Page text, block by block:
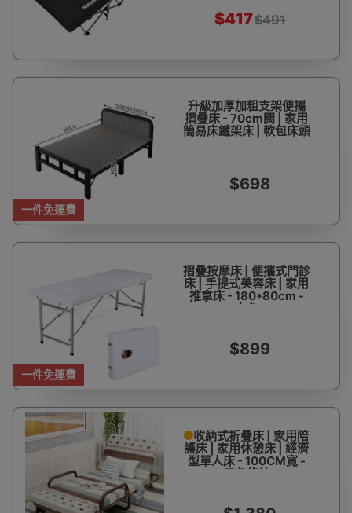
$417$491
一件免運費
升級加厚加粗支架便攜
摺疊床 - 70cm闊 | 家用
簡易床鐵架床 | 軟包床頭
$698
一件免運費
摺疊按摩床 | 便攜式門診
床 | 手提式美容床 | 家用
推拿床 - 180*80cm -
白色
$899
收納式折疊床 | 家用陪
護床 | 家用休憩床 | 經濟
型單人床 - 100CM寬 -
三色條紋